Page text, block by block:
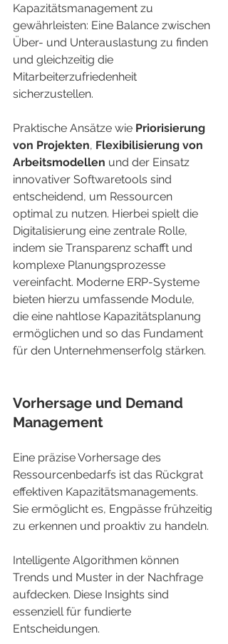
Kapazitätsmanagement zu
gewährleisten: Eine Balance zwischen
Über- und Unterauslastung zu finden
und gleichzeitig die
Mitarbeiterzufriedenheit
sicherzustellen.
Praktische Ansätze wie Priorisierung
von Projekten, Flexibilisierung von
Arbeitsmodellen und der Einsatz
innovativer Softwaretools sind
entscheidend, um Ressourcen
optimal zu nutzen. Hierbei spielt die
Digitalisierung eine zentrale Rolle,
indem sie Transparenz schafft und
komplexe Planungsprozesse
vereinfacht. Moderne ERP-Systeme
bieten hierzu umfassende Module,
die eine nahtlose Kapazitätsplanung
ermöglichen und so das Fundament
für den Unternehmenserfolg stärken.
Vorhersage und Demand
Management
Eine präzise Vorhersage des
Ressourcenbedarfs ist das Rückgrat
effektiven Kapazitätsmanagements.
Sie ermöglicht es, Engpässe frühzeitig
zu erkennen und proaktiv zu handeln.
Intelligente Algorithmen können
Trends und Muster in der Nachfrage
aufdecken. Diese Insights sind
essenziell für fundierte
Entscheidungen.